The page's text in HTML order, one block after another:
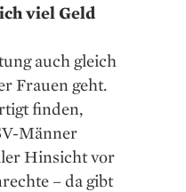
viel Geld
auch gleich
Frauen geht.
finden,
Männer
Hinsicht vor
– da gibt